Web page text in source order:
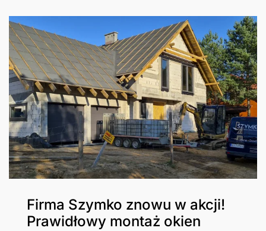
Firma Szymko znowu w akcji!
Prawidłowy montaż okien